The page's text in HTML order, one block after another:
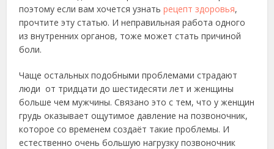
поэтому если вам хочется узнатьрецепт здоровья,
прочтите эту статью. И неправильная работа одного
из внутренних органов, тоже может стать причиной
боли.
Чаще остальных подобными проблемами страдают
люди от тридцати до шестидесяти лет и женщины
больше чем мужчины. Связано это с тем, что у женщин
грудь оказывает ощутимое давление на позвоночник,
которое со временем создаёт такие проблемы. И
естественно очень большую нагрузку позвоночник